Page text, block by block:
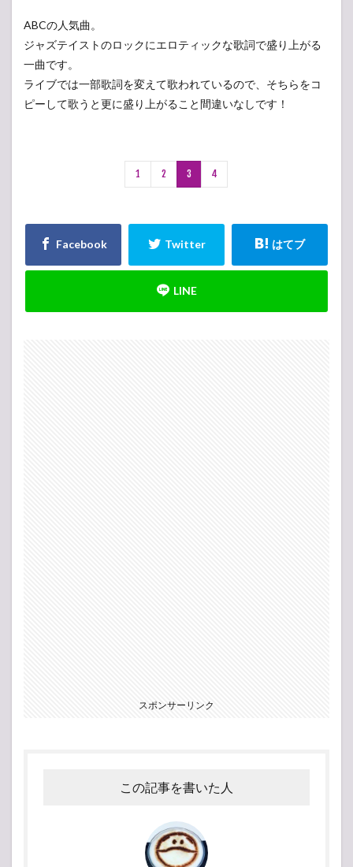
ABCの人気曲。
ジャズテイストのロックにエロティックな歌詞で盛り上がる
一曲です。
ライブでは一部歌詞を変えて歌われているので、そちらをコ
ピーして歌うと更に盛り上がること間違いなしです！
1 2 3 4
スポンサーリンク
この記事を書いた人